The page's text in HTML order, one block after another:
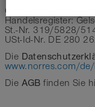
Geschäftsführer:
Handelsregister:
St.-Nr. 319/5828/
USt-Id-Nr. DE 280
Die
www.norres.com/
Die AGBfinden Sie